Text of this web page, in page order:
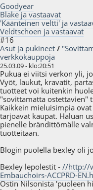
Goodyear
Blake ja vastaavat
'Käänteinen veltti' ja
Veldtschoen ja vastaavat
#16
Asut ja pukineet /
verkkokauppoja
25.03.09 - klo:20:51
Pukua ei viitsi verkon yli,
Vyöt, laukut, kravatit,
tuotteet voi kuitenkin
"sovittamatta ostettavien"
Kaikkein mieluisimpia
tarjoavat kaupat. Haluan
pienelle brändittömälle
tuotteitaan.
Blogin puolella bexley oli
Bexley lepolestit - //http://
Embauchoirs-ACCPRD-
Ostin Nilsonista 'puoleen